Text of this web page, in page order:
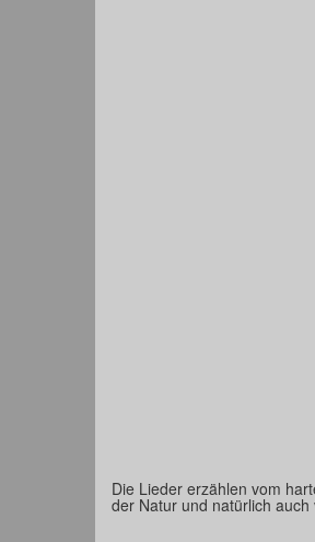
Die Lieder erzählen vom
der Natur und natürlich auch